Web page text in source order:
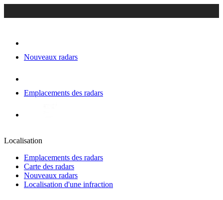
Nouveaux radars
Emplacements des radars
Localisation
Emplacements des radars
Carte des radars
Nouveaux radars
Localisation d'une infraction